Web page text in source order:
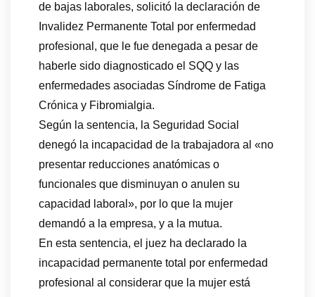
de bajas laborales, solicitó la declaración de
Invalidez Permanente Total por enfermedad
profesional, que le fue denegada a pesar de
haberle sido diagnosticado el SQQ y las
enfermedades asociadas Síndrome de Fatiga
Crónica y Fibromialgia.
Según la sentencia, la Seguridad Social
denegó la incapacidad de la trabajadora al «no
presentar reducciones anatómicas o
funcionales que disminuyan o anulen su
capacidad laboral», por lo que la mujer
demandó a la empresa, y a la mutua.
En esta sentencia, el juez ha declarado la
incapacidad permanente total por enfermedad
profesional al considerar que la mujer está